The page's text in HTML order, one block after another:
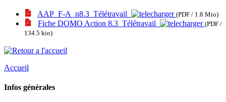
AAP_F-A_n8.3_Télétravail (PDF / 1.8 Mio)
Fiche DOMO Action 8.3_Télétravail
(PDF /
134.5 kio)
Accueil
Infos générales